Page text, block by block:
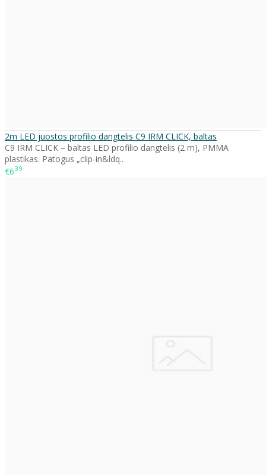
2m LED juostos profilio dangtelis C9 IRM CLICK, baltas
C9 IRM CLICK – baltas LED profilio dangtelis (2 m), PMMA
plastikas. Patogus „clip-in&ldq..
€639